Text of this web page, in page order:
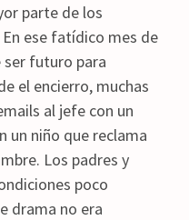
parte de los
ese fatídico mes de
futuro para
el encierro, muchas
al jefe con un
un niño que reclama
Los padres y
poco
drama no era